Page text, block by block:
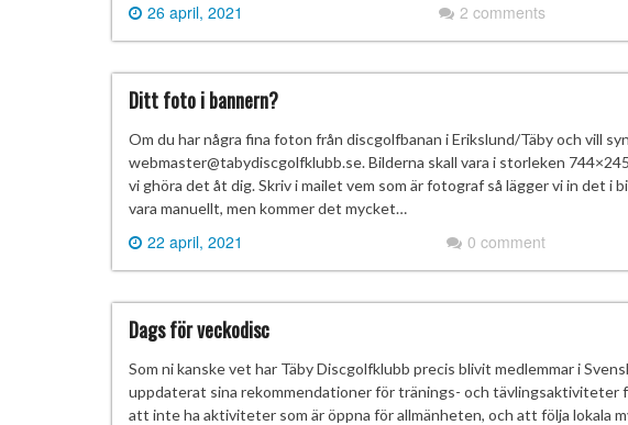
26 april, 2021 2 comments
Ditt foto i bannern?
Om du har några fina foton från discgolfbanan i Erikslund/Täby och vill
webmaster@tabydiscgolfklubb.se. Bilderna skall vara i storleken
vi ghöra det åt dig. Skriv i mailet vem som är fotograf så lägger vi in det i
vara manuellt, men kommer det mycket…
22 april, 2021 0 comment
Dags för veckodisc
Som ni kanske vet har Täby Discgolfklubb precis blivit medlemmar i
uppdaterat sina rekommendationer för tränings- och
att inte ha aktiviteter som är öppna för allmänheten, och att följa lokala